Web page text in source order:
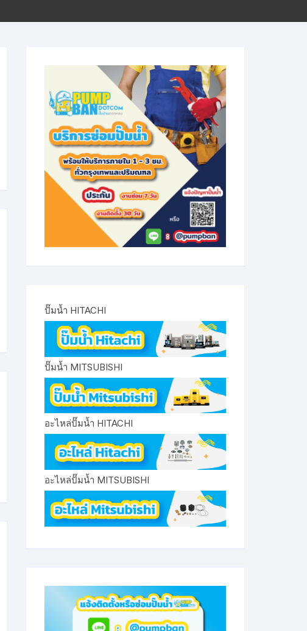
ปั๊มน้ำ HITACHI
ปั๊มน้ำ MITSUBISHI
อะไหล่ปั๊มน้ำ HITACHI
อะไหล่ปั๊มน้ำ MITSUBISHI